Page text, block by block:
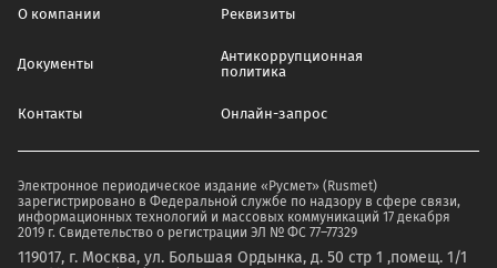
О компании Реквизиты
Документы
Антикоррупционная
политика
Контакты Онлайн-запрос
Электронное периодическое издание «Русмет» (Rusmet)
зарегистрировано в Федеральной службе по надзору в сфере связи,
информационных технологий и массовых коммуникаций 17 декабря
2019 г. Свидетельство о регистрации ЭЛ № ФС 77–77329
119017, г. Москва, ул. Большая Ордынка, д. 50 стр 1 ,помещ. 1/1